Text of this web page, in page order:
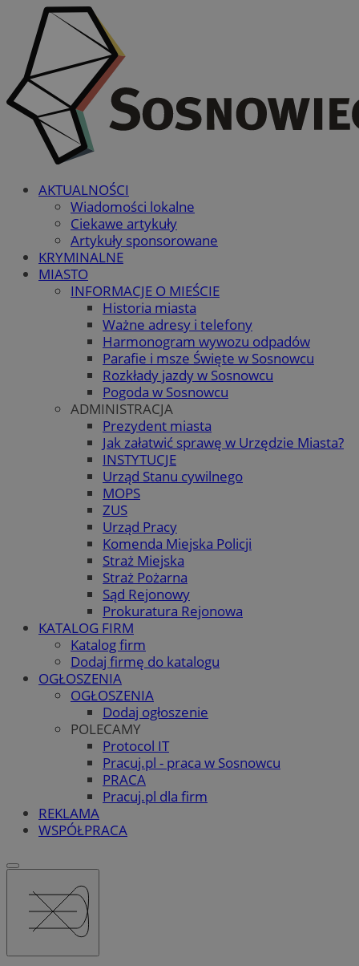
AKTUALNOŚCI
Wiadomości lokalne
Ciekawe artykuły
Artykuły sponsorowane
KRYMINALNE
MIASTO
INFORMACJE O MIEŚCIE
Historia miasta
Ważne adresy i telefony
Harmonogram wywozu odpadów
Parafie i msze Święte w Sosnowcu
Rozkłady jazdy w Sosnowcu
Pogoda w Sosnowcu
ADMINISTRACJA
Prezydent miasta
Jak załatwić sprawę w Urzędzie Miasta?
INSTYTUCJE
Urząd Stanu cywilnego
MOPS
ZUS
Urząd Pracy
Komenda Miejska Policji
Straż Miejska
Straż Pożarna
Sąd Rejonowy
Prokuratura Rejonowa
KATALOG FIRM
Katalog firm
Dodaj firmę do katalogu
OGŁOSZENIA
OGŁOSZENIA
Dodaj ogłoszenie
POLECAMY
Protocol IT
Pracuj.pl - praca w Sosnowcu
PRACA
Pracuj.pl dla firm
REKLAMA
WSPÓŁPRACA